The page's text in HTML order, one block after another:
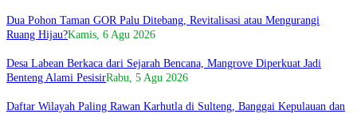
Dua Pohon Taman GOR Palu Ditebang, Revitalisasi atau Mengurangi
Ruang Hijau?Kamis, 6 Agu 2026
Desa Labean Berkaca dari Sejarah Bencana, Mangrove Diperkuat Jadi
Benteng Alami PesisirRabu, 5 Agu 2026
Daftar Wilayah Paling Rawan Karhutla di Sulteng, Banggai Kepulauan dan